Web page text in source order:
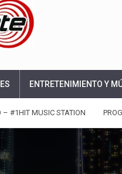
ENTRETENIMIENTO Y
– #1HIT MUSIC STATION